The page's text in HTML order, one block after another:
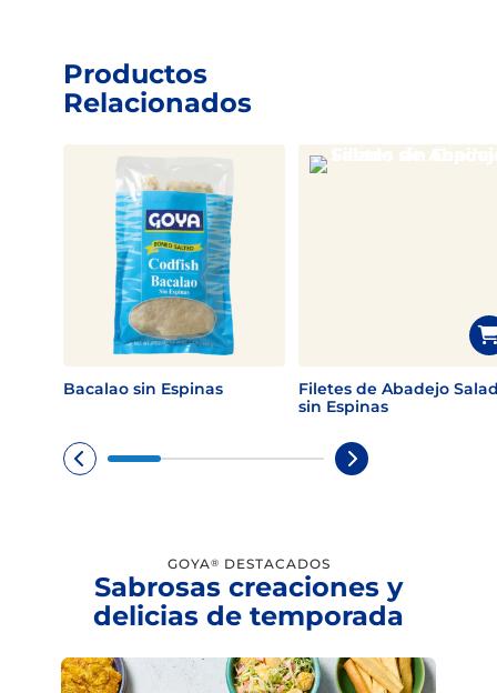
Productos
Relacionados
Bacalao sin Espinas
Filetes de Abadejo
sin Espinas
GOYA® DESTACADOS
Sabrosas creaciones y
delicias de temporada